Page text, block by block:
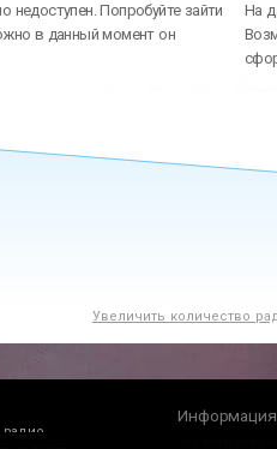
недоступен. Попробуйте зайти
в данный момент он
На
Увеличить количество
радио
Информация